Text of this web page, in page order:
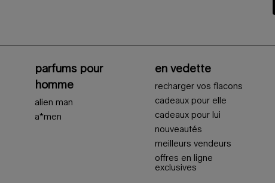
parfums pour
homme
alien man
a*men
en vedette
recharger vos flacons
cadeaux pour elle
cadeaux pour lui
nouveautés
meilleurs vendeurs
offres en ligne
exclusives